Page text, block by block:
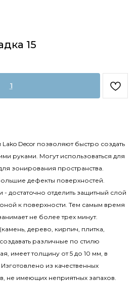
15
1
Decor позволяют быстро создать
руками. Могут использоваться для
зонирования пространства.
дефекты поверхностей.
- достаточно отделить защитный слой
к поверхности. Тем самым время
не более трех минут.
дерево, кирпич, плитка,
различные по стилю
имеет толщину от 5 до 10 мм, в
из качественных
не имеющих неприятных запахов.